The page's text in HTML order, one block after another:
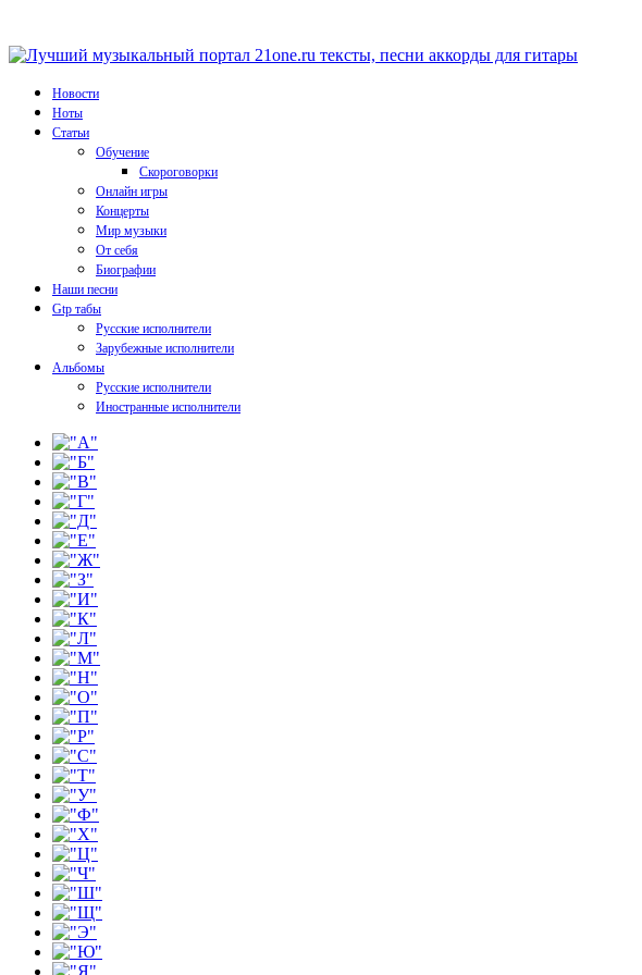
Новости
Ноты
Статьи
Обучение
Скороговорки
Онлайн игры
Концерты
Мир музыки
От себя
Биографии
Наши песни
Gtp табы
Русские исполнители
Зарубежные исполнители
Альбомы
Русские исполнители
Иностранные исполнители